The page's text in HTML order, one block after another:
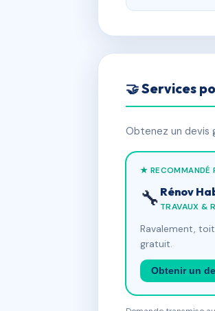
🤝 Services
Obtenez un devis
★ RECOMMANDÉ
🔧 Rénov
TRAVAUX &
Ravalement,
gratuit.
Obtenir un